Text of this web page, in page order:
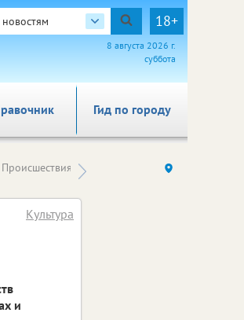
новостям 18+
8 августа 2026 г.
суббота
Гид по городу
Происшествия Здоровье компаний (на
Культура
и